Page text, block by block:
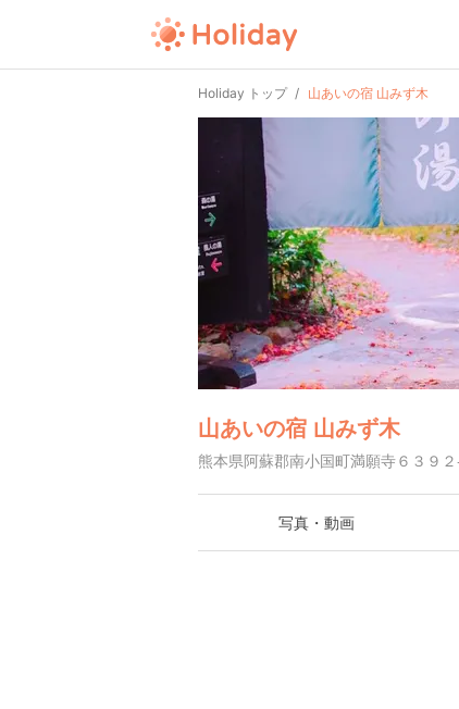
Holiday トップ 山あいの宿 山みず木
山あいの宿 山みず木
熊本県阿蘇郡南小国町満願寺６３９２
写真・動画